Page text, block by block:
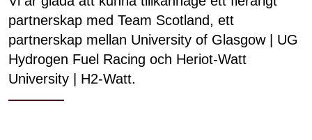
partnerskap med Team Scotland, ett
partnerskap mellan University of Glasgow | UG
Hydrogen Fuel Racing och Heriot-Watt
University | H2-Watt.